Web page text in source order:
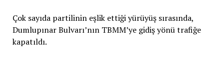
Çok sayıda partilinin eşlik ettiği yürüyüş sırasında,
Dumlupınar Bulvarı’nın TBMM’ye gidiş yönü trafiğe
kapatıldı.